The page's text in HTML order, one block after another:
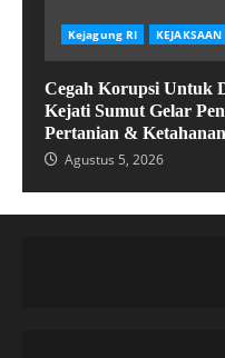
Kejagung RI KEJAKSAAN
Cegah Korupsi Untuk
Kejati Sumut Gelar
Pertanian &
Agustus 5, 2026